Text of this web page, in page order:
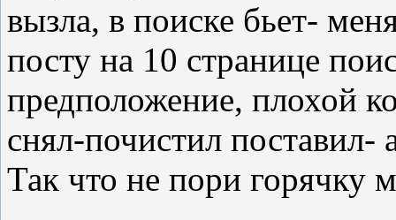
вызла, в поиске бьет-
посту на 10 странице
предположение, плохой
снял-почистил поставил-
Так что не пори горячку